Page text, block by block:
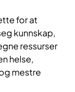
for at
kunnskap,
ressurser
helse,
mestre